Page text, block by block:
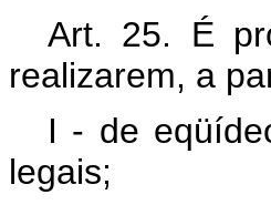
Art. 25. É
realizarem, a
I - de
legais;